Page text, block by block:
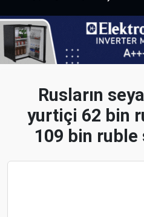
Rusların
yurtiçi 62 bin
109 bin